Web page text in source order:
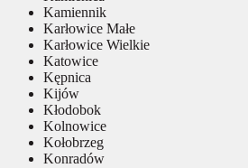
Kamiennik
Karłowice Małe
Karłowice Wielkie
Katowice
Kępnica
Kijów
Kłodobok
Kolnowice
Kołobrzeg
Konradów